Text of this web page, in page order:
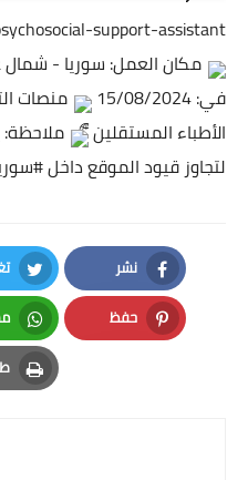
support-assistant/
مكان العمل: سوريا -
في: 15/08/2024
منصات
الأطباء المستقلين
لتجاوز قيود الموقع داخل
نشر
Facebook
حفظ
Pinterest